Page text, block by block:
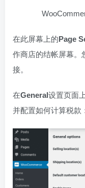
在此屏幕上的Page
作商店的结帐屏幕。
接。
在General设置页面
并配置如何计算税款